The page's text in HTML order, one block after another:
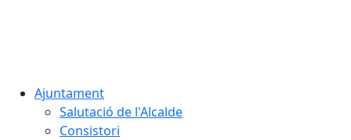
Ajuntament
Salutació de l'Alcalde
Consistori